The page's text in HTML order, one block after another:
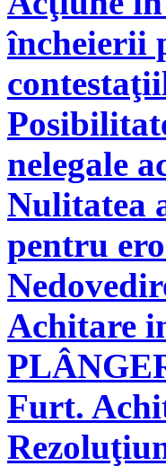
încheierii
nelegale
Nulitatea
pentru
Achitare
Furt.